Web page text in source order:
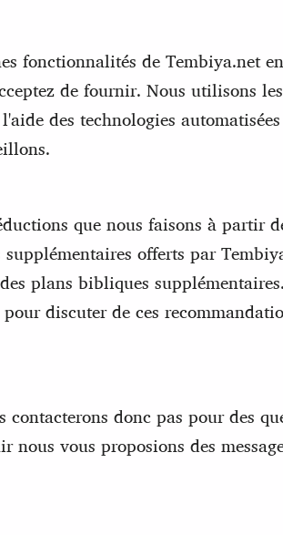
fonctionnalités de Tembiya.net
de fournir. Nous utilisons
des technologies
que nous faisons à partir
offerts par
plans bibliques
discuter de ces
donc pas pour des
vous proposions des